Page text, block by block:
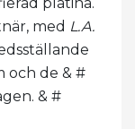
med L.A.
och de & #
& #